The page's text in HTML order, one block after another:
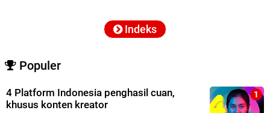
Indeks
Populer
4 Platform Indonesia penghasil cuan,
khusus konten kreator